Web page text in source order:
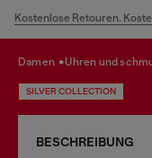
Kostenlose Retouren.
damen uhren und
SILVER COLLECTION
BESCHREIBUNG